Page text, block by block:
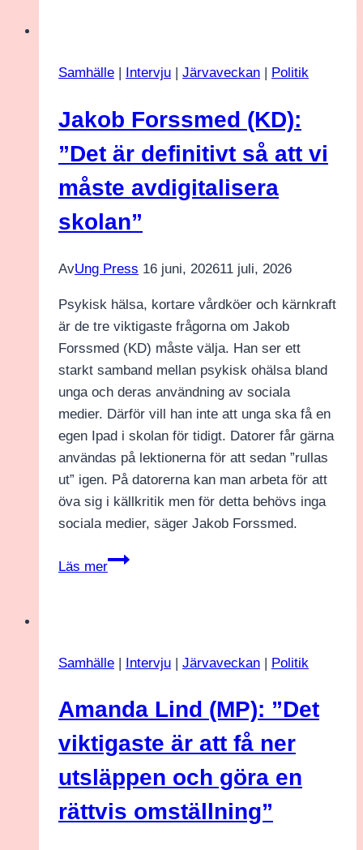
ska
unga
första
raden
i
Samhälle Intervju Järvaveckan Politik
Jakob Forssmed (KD):
”Det är definitivt så att vi
måste avdigitalisera
skolan”
AvUng Press 16 juni, 202611 juli, 2026
Psykisk hälsa, kortare vårdköer och kärnkraft
är de tre viktigaste frågorna om Jakob
Forssmed (KD) måste välja. Han ser ett
starkt samband mellan psykisk ohälsa bland
unga och deras användning av sociala
medier. Därför vill han inte att unga ska få en
egen Ipad i skolan för tidigt. Datorer får gärna
användas på lektionerna för att sedan ”rullas
ut” igen. På datorerna kan man arbeta för att
öva sig i källkritik men för detta behövs inga
sociala medier, säger Jakob Forssmed.
Läs mer
Jakob
definitivt
att
måste
avdigitalisera
skolan”
Samhälle | Intervju | Järvaveckan | Politik
Amanda Lind (MP): ”Det
viktigaste är att få ner
utsläppen och göra en
rättvis omställning”